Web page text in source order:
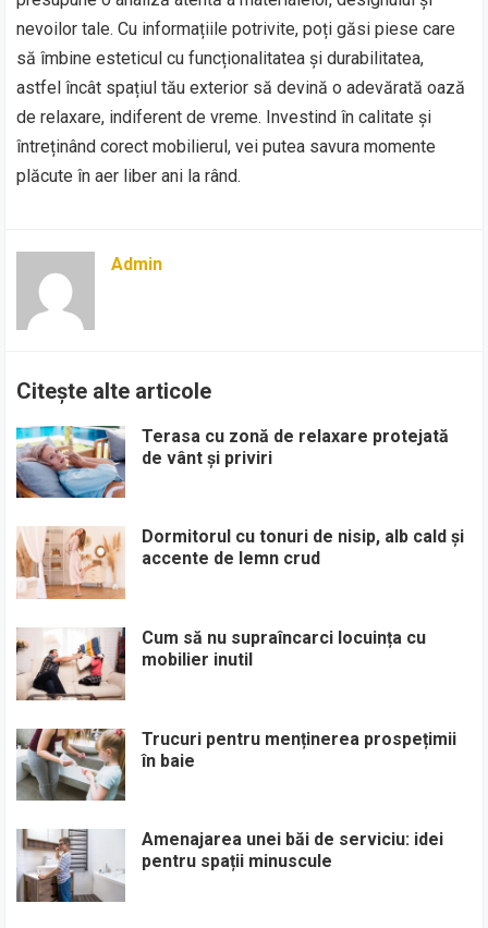
nevoilor tale. Cu informațiile potrivite, poți găsi piese care
să îmbine esteticul cu funcționalitatea și durabilitatea,
astfel încât spațiul tău exterior să devină o adevărată oază
de relaxare, indiferent de vreme. Investind în calitate și
întreținând corect mobilierul, vei putea savura momente
plăcute în aer liber ani la rând.
Admin
Citește alte articole
Terasa cu zonă de relaxare protejată
de vânt și priviri
Dormitorul cu tonuri de nisip, alb cald și
accente de lemn crud
Cum să nu supraîncarci locuința cu
mobilier inutil
Trucuri pentru menținerea prospețimii
în baie
Amenajarea unei băi de serviciu: idei
pentru spații minuscule